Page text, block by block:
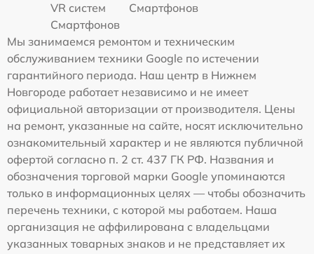
VR систем
Смартфонов
Смартфонов
Мы занимаемся ремонтом и техническим
обслуживанием техники Google по истечении
гарантийного периода. Наш центр в Нижнем
Новгороде работает независимо и не имеет
официальной авторизации от производителя. Цены
на ремонт, указанные на сайте, носят исключительно
ознакомительный характер и не являются публичной
офертой согласно п. 2 ст. 437 ГК РФ. Названия и
обозначения торговой марки Google упоминаются
только в информационных целях — чтобы обозначить
перечень техники, с которой мы работаем. Наша
организация не аффилирована с владельцами
указанных товарных знаков и не представляет их